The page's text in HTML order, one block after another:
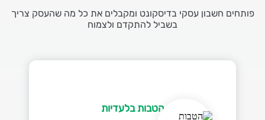
פותחים חשבון עסקי בדיסקונט ומקבלים את כל מה שהעסק צריך
בשביל להתקדם ולצמוח
הטבות בלעדיות